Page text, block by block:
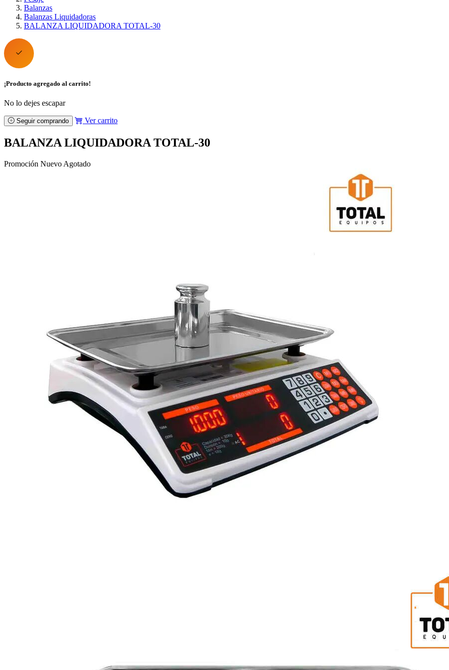
Balanzas
Balanzas Liquidadoras
BALANZA LIQUIDADORA TOTAL-30
¡Producto agregado al carrito!
No lo dejes escapar
Seguir comprando Ver carrito
BALANZA LIQUIDADORA TOTAL-30
Promoción Nuevo Agotado